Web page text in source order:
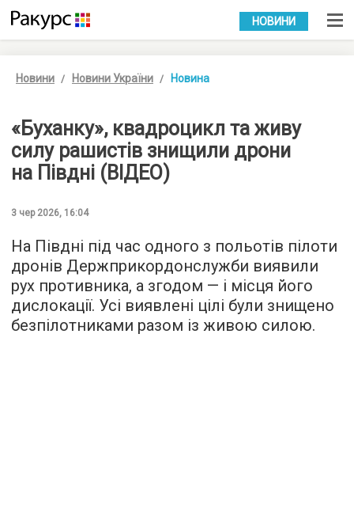
УКР РУС
НОВИНИ
Новини Новини України Новина
«Буханку», квадроцикл та живу
силу рашистів знищили дрони
на Півдні (ВІДЕО)
3 чер 2026, 16:04
На Півдні під час одного з польотів пілоти
дронів Держприкордонслужби виявили
рух противника, а згодом — і місця його
дислокації. Усі виявлені цілі були знищено
безпілотниками разом із живою силою.